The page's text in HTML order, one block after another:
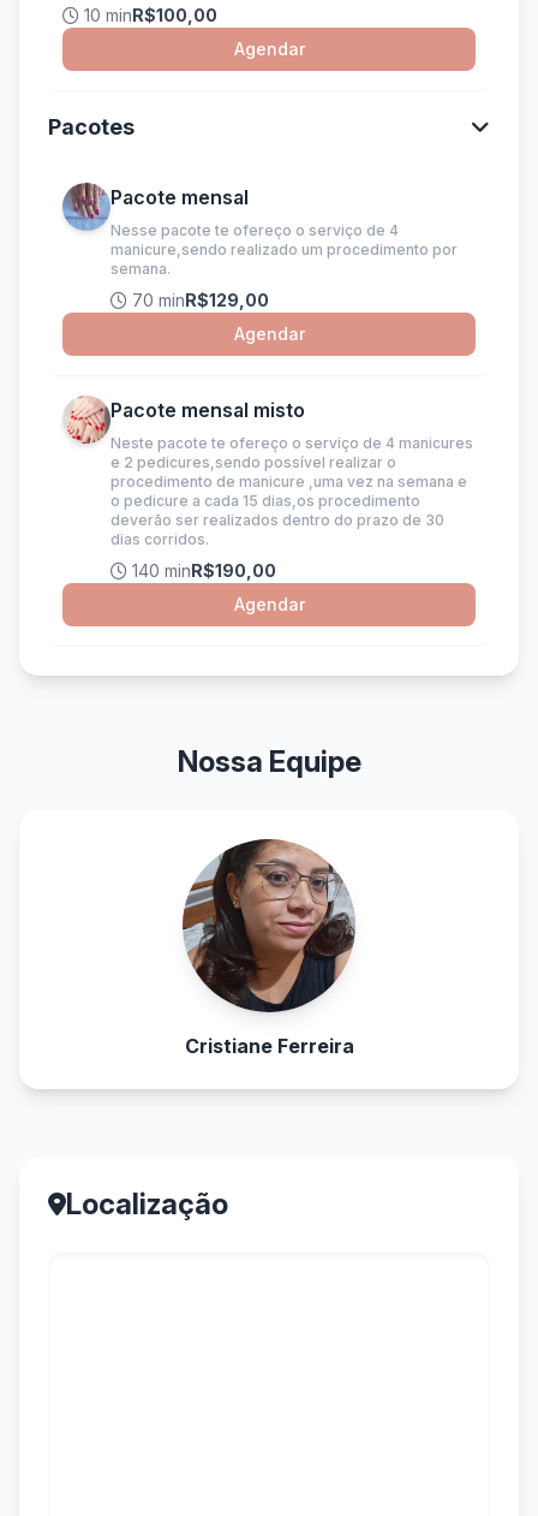
10 minR$100,00
Agendar
Pacotes
Pacote mensal
Nesse pacote te ofereço o serviço de 4
manicure,sendo realizado um procedimento por
semana.
70 minR$129,00
Agendar
Pacote mensal misto
Neste pacote te ofereço o serviço de 4 manicures
e 2 pedicures,sendo possível realizar o
procedimento de manicure ,uma vez na semana e
o pedicure a cada 15 dias,os procedimento
deverão ser realizados dentro do prazo de 30
dias corridos.
140 minR$190,00
Agendar
Nossa Equipe
Cristiane Ferreira
Localização